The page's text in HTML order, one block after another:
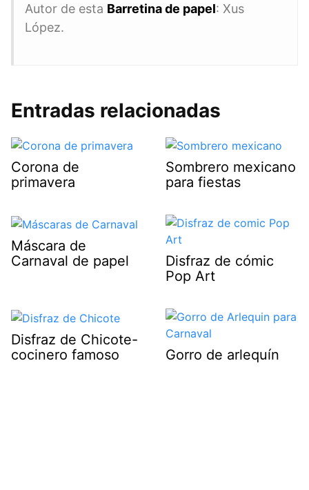
Autor de esta Barretina de papel: Xus
López.
Entradas relacionadas
Corona de
primavera
Sombrero mexicano
para fiestas
Máscara de
Carnaval de papel
Disfraz de cómic
Pop Art
Disfraz de Chicote-
cocinero famoso
Gorro de arlequín